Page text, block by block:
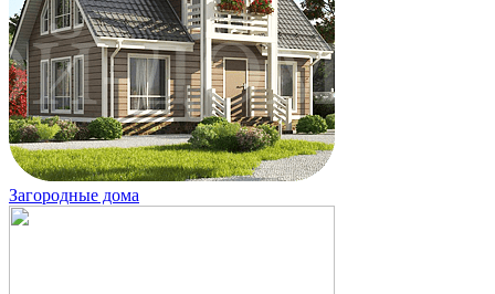
Загородные дома